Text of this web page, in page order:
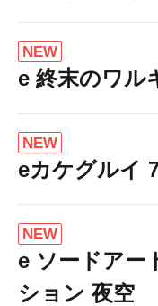
NEW
e 終末のワル
NEW
eカケグルイ
NEW
e ソードアー
ション 夜空